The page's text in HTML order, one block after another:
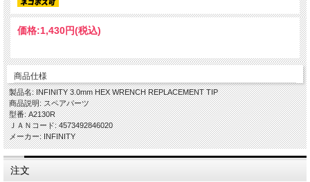
価格:1,430円(税込)
商品仕様
製品名: INFINITY 3.0mm HEX WRENCH REPLACEMENT TIP
商品説明: スペアパーツ
型番: A2130R
ＪＡＮコード: 4573492846020
メーカー: INFINITY
注文